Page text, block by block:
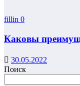
fillin 0
Каковы
30.05.2022
Поиск